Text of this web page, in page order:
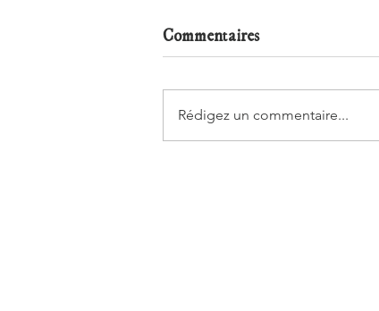
Commentaires
Rédigez un commentaire...